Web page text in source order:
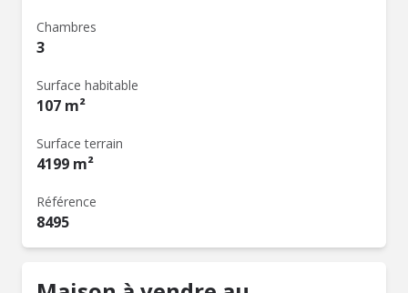
Chambres
3
Surface habitable
107 m²
Surface terrain
4199 m²
Référence
8495